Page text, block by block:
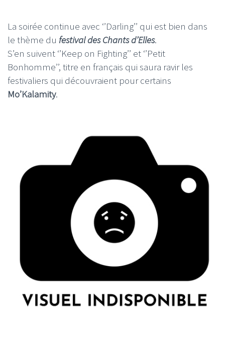
La soirée continue avec ‘’Darling’’ qui est bien dans
le thème du festival des Chants d’Elles.
S’en suivent ‘’Keep on Fighting’’ et ‘’Petit
Bonhomme’’, titre en français qui saura ravir les
festivaliers qui découvraient pour certains
Mo’Kalamity.